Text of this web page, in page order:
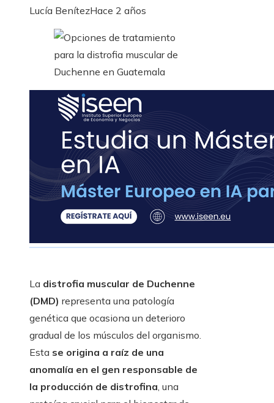
Lucía BenítezHace 2 años
La distrofia muscular de Duchenne
(DMD) representa una patología
genética que ocasiona un deterioro
gradual de los músculos del organismo.
Esta se origina a raíz de una
anomalía en el gen responsable de
la producción de distrofina, una